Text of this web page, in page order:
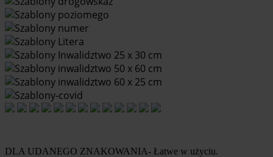
DLA UDANEGO ZNAKOWANIA- Łatwe w użyciu.